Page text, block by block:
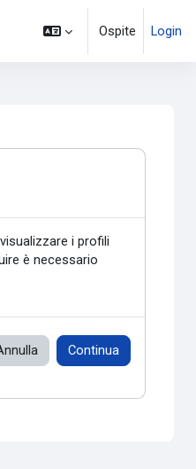
Ospite Login
i profili
è necessario
Continua